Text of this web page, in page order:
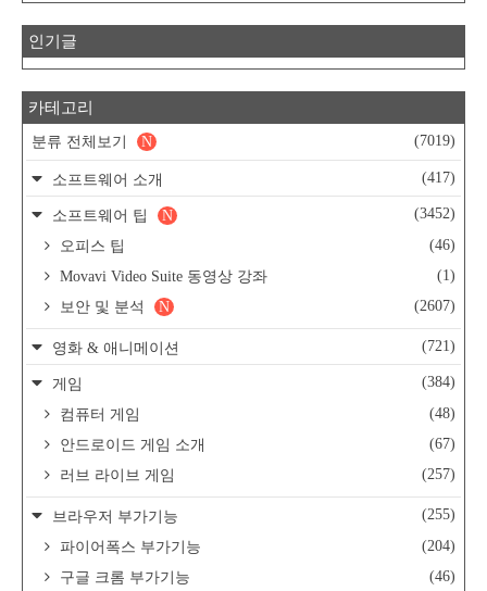
인기글
카테고리
분류 전체보기 (7019)
N
소프트웨어 소개 (417)
소프트웨어 팁 (3452)
N
오피스 팁
(46)
Movavi Video Suite 동영상 강좌
(1)
보안 및 분석
(2607)
N
영화 & 애니메이션 (721)
게임
(384)
컴퓨터 게임
(48)
안드로이드 게임 소개
(67)
러브 라이브 게임
(257)
브라우저 부가기능
(255)
파이어폭스 부가기능
(204)
구글 크롬 부가기능
(46)